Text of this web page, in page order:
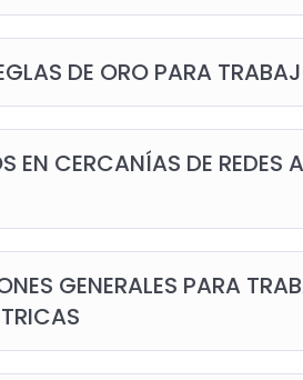
DE ORO PARA
EN CERCANÍAS DE REDES
GENERALES PARA